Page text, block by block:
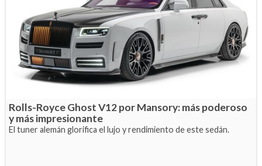
Rolls-Royce Ghost V12 por Mansory: más poderoso
y más impresionante
El tuner alemán glorifica el lujo y rendimiento de este sedán.